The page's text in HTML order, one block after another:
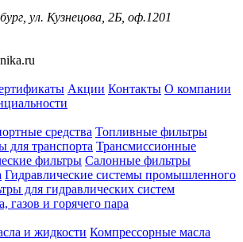
ул. Кузнецова, 2Б, оф.1201
Акции Контакты О компании
средства Топливные фильтры
для транспорта Трансмиссионные
фильтры Салонные фильтры
Гидравлические системы промышленного
для гидравлических систем
газов и горячего пара
и жидкости Компрессорные масла